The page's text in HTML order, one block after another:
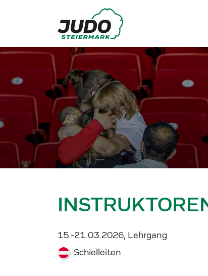
15.-21.03.2026, Lehrgang
Schielleiten